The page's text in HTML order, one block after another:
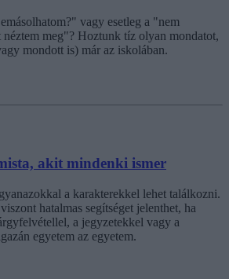
vagy esetleg a "nem
néztem meg"? Hoztunk tíz olyan mondatot,
mondott is) már az iskolában.
akit mindenki ismer
a karakterekkel lehet találkozni.
hatalmas segítséget jelenthet, ha
a jegyzetekkel vagy a
egyetem az egyetem.